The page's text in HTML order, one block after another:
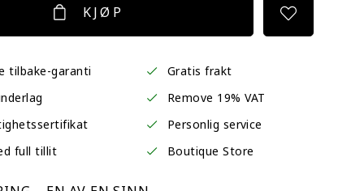
KJØP
tilbake-garanti
Gratis frakt
Remove 19% VAT
Personlig service
full tillit
Boutique Store